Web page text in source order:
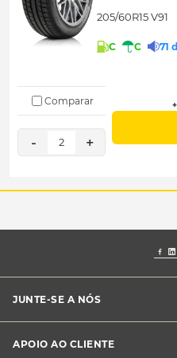
205/60R15 V91
C C 71
Comparar
- 2 +
JUNTE-SE A NÓS
Franchising Midas
APOIO AO CLIENTE